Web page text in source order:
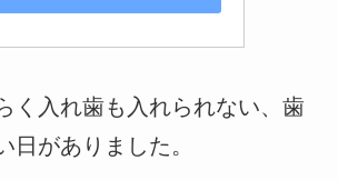
く入れ歯も入れられない、歯
日がありました。